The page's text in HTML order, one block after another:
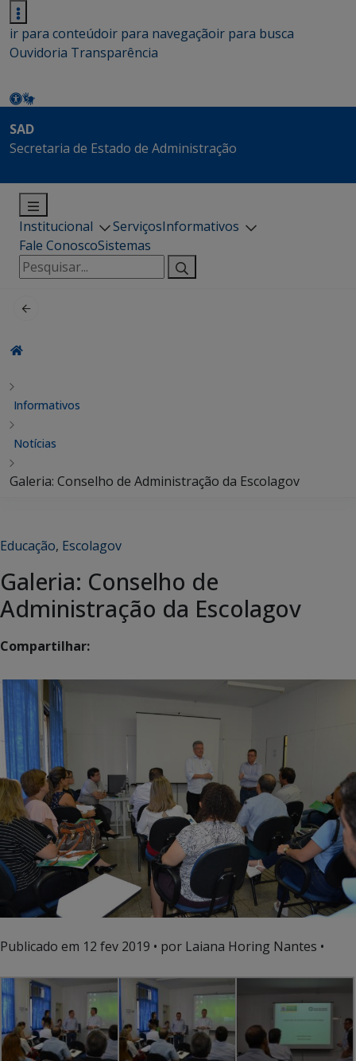
ir para conteúdoir para navegaçãoir para busca
Ouvidoria Transparência
SAD
Secretaria de Estado de Administração
Institucional ServiçosInformativos
Fale ConoscoSistemas
Pesquisar
por:
Informativos
Notícias
Galeria: Conselho de Administração da Escolagov
Educação, Escolagov
Galeria: Conselho de
Administração da Escolagov
Compartilhar:
Publicado em 12 fev 2019 • por Laiana Horing Nantes •